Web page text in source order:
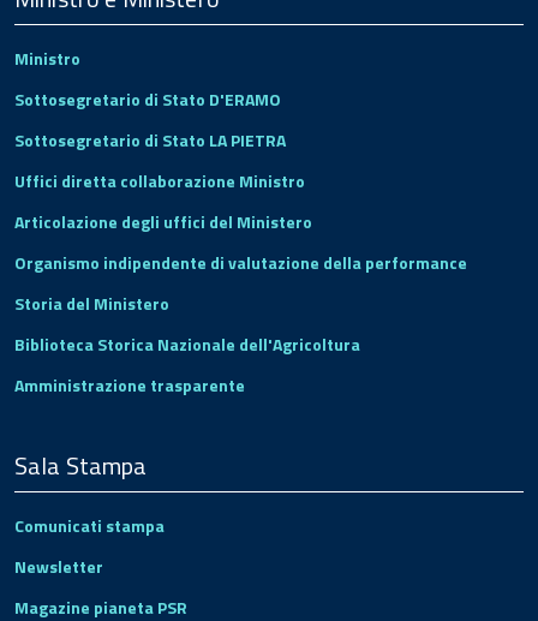
Ministro
Sottosegretario di Stato D'ERAMO
Sottosegretario di Stato LA PIETRA
Uffici diretta collaborazione Ministro
Articolazione degli uffici del Ministero
Organismo indipendente di valutazione della performance
Storia del Ministero
Biblioteca Storica Nazionale dell'Agricoltura
Amministrazione trasparente
Sala Stampa
Comunicati stampa
Newsletter
Magazine pianeta PSR